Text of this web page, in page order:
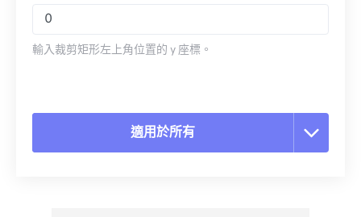
輸入裁剪矩形左上角位置的 y 座標。
適用於所有